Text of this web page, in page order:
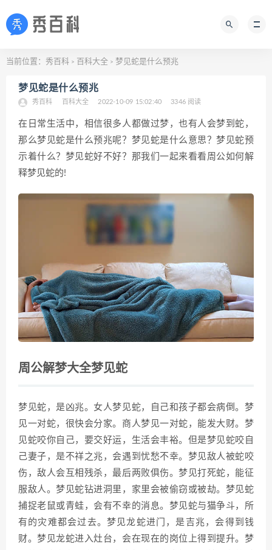
当前位置： 秀百科 > 百科大全 > 梦见蛇是什么预兆
梦见蛇是什么预兆
秀百科 百科大全 2022-10-09 15:02:40 3346 阅读
在日常生活中，相信很多人都做过梦，也有人会梦到蛇，
那么梦见蛇是什么预兆呢？梦见蛇是什么意思？梦见蛇预
示着什么？梦见蛇好不好？那我们一起来看看周公如何解
释梦见蛇的!
周公解梦大全梦见蛇
梦见蛇，是凶兆。女人梦见蛇，自己和孩子都会病倒。梦
见一对蛇，很快会分家。商人梦见一对蛇，能发大财。梦
见蛇咬你自己，要交好运，生活会丰裕。但是梦见蛇咬自
己妻子，是不祥之兆，会遇到忧愁不幸。梦见敌人被蛇咬
伤，敌人会互相残杀，最后两败俱伤。梦见打死蛇，能征
服敌人。梦见蛇钻进洞里，家里会被偷窃或被劫。梦见蛇
捕捉老鼠或青蛙，会有不幸的消息。梦见蛇与猫争斗，所
有的灾难都会过去。梦见龙蛇进门，是吉兆，会得到钱
财。梦见龙蛇进入灶台，会在现在的岗位上得到提升。梦